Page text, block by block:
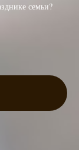
семьи?